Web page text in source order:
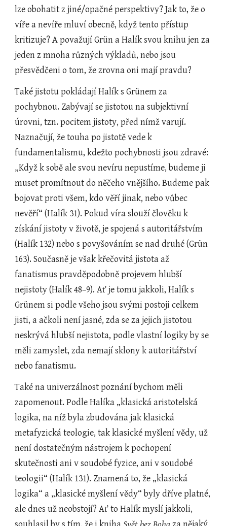
lze obohatit z jiné/opačné perspektivy? Jak to, že o
víře a nevíře mluví obecně, když tento přístup
kritizuje? A považují Grün a Halík svou knihu jen za
jeden z mnoha různých výkladů, nebo jsou
přesvědčeni o tom, že zrovna oni mají pravdu?
Také jistotu pokládají Halík s Grünem za
pochybnou. Zabývají se jistotou na subjektivní
úrovni, tzn. pocitem jistoty, před nímž varují.
Naznačují, že touha po jistotě vede k
fundamentalismu, kdežto pochybnosti jsou zdravé:
„Když k sobě ale svou nevíru nepustíme, budeme ji
muset promítnout do něčeho vnějšího. Budeme pak
bojovat proti všem, kdo věří jinak, nebo vůbec
nevěří“ (Halík 31). Pokud víra slouží člověku k
získání jistoty v životě, je spojená s autoritářstvím
(Halík 132) nebo s povyšováním se nad druhé (Grün
163). Současně je však křečovitá jistota až
fanatismus pravděpodobně projevem hlubší
nejistoty (Halík 48–9). Ať je tomu jakkoli, Halík s
Grünem si podle všeho jsou svými postoji celkem
jisti, a ačkoli není jasné, zda se za jejich jistotou
neskrývá hlubší nejistota, podle vlastní logiky by se
měli zamyslet, zda nemají sklony k autoritářství
nebo fanatismu.
Také na univerzálnost poznání bychom měli
zapomenout. Podle Halíka „klasická aristotelská
logika, na níž byla zbudována jak klasická
metafyzická teologie, tak klasické myšlení vědy, už
není dostatečným nástrojem k pochopení
skutečnosti ani v soudobé fyzice, ani v soudobé
teologii“ (Halík 131). Znamená to, že „klasická
logika“ a „klasické myšlení vědy“ byly dříve platné,
ale dnes už neobstojí? Ať to Halík myslí jakkoli,